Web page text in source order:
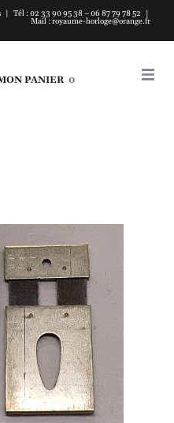
| Tél : 02 33 90 95 38 – 06 87 79 78 52 |
Mail : royaume-horloge@orange.fr
PANIER 0